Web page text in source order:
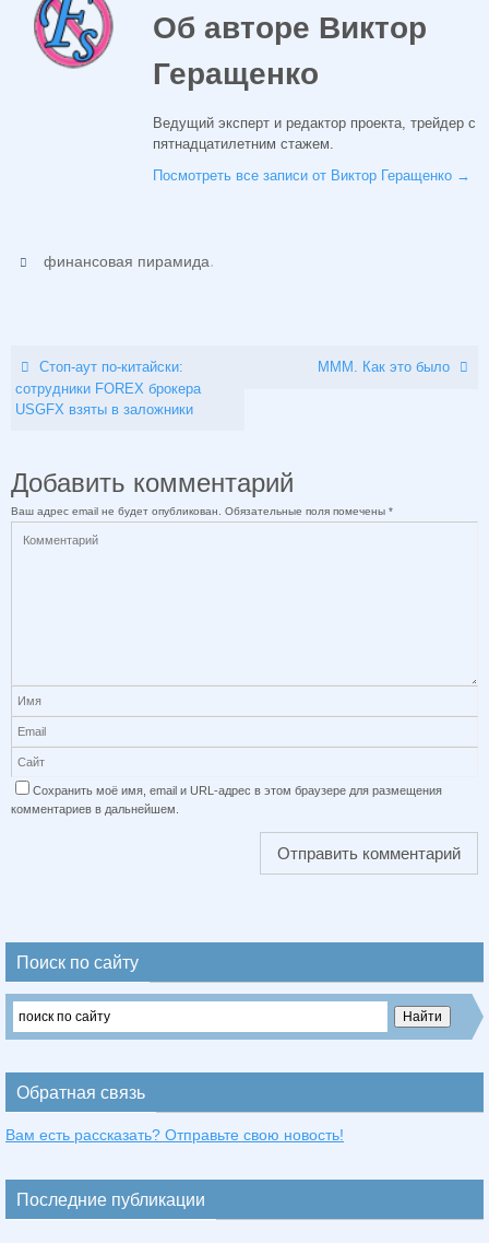
Об авторе Виктор
Геращенко
Ведущий эксперт и редактор проекта, трейдер с
пятнадцатилетним стажем.
Посмотреть все записи от Виктор Геращенко →
финансовая пирамида.
Стоп-аут по-китайски:
cотрудники FOREX брокера
USGFX взяты в заложники
МММ. Как это было
Добавить комментарий
Ваш адрес email не будет опубликован. Обязательные поля помечены *
Сохранить моё имя, email и URL-адрес в этом браузере для размещения
комментариев в дальнейшем.
Поиск по сайту
Обратная связь
Вам есть рассказать? Отправьте свою новость!
Последние публикации